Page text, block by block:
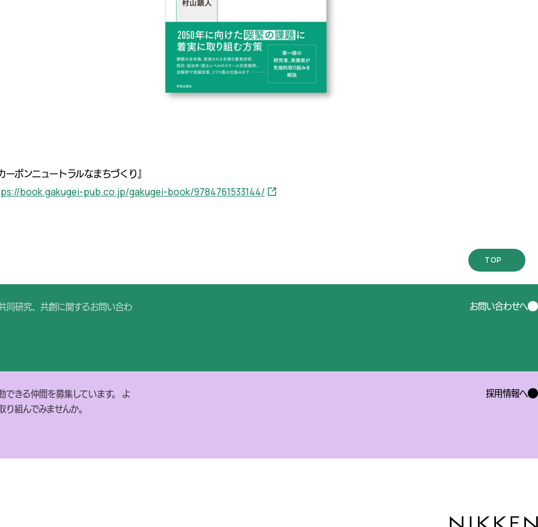
ーボンニュートラルなまちづくり』
book.gakugei-pub.co.jp/gakugei-book/9784761533144/
同研究、共創に関するお問い合わ お問い合わせへ
きる仲間を募集しています。 よ
組んでみませんか。
採用情報へ
TOP